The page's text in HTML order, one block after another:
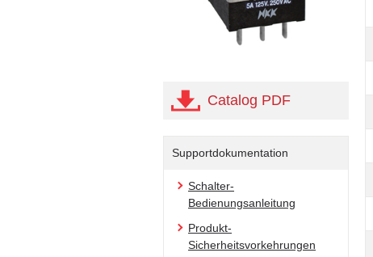
Catalog PDF
Supportdokumentation
Schalter-
Bedienungsanleitung
Produkt-
Sicherheitsvorkehrungen